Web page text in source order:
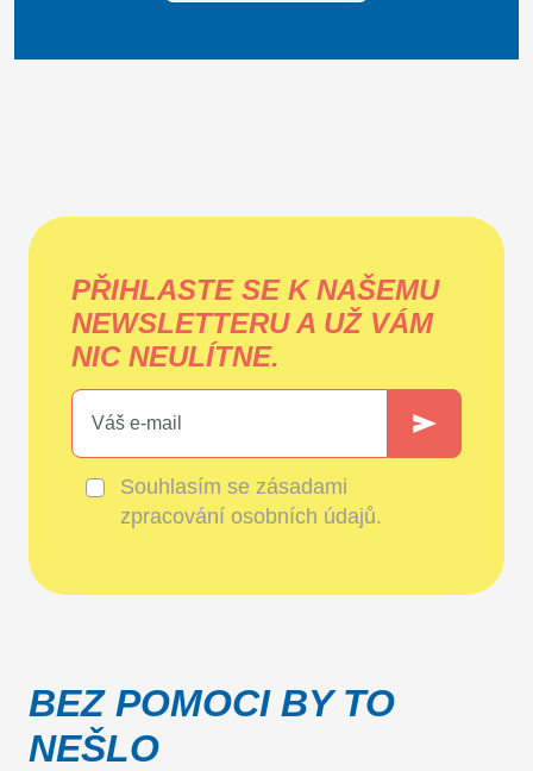
PŘIHLASTE SE K NAŠEMU
NEWSLETTERU A UŽ VÁM
NIC NEULÍTNE.
Souhlasím se zásadami
zpracování osobních údajů.
BEZ POMOCI BY TO
NEŠLO